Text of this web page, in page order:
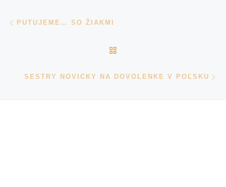
Navigácia v príspevkoch
PUTUJEME… SO ŽIAKMI
SESTRY NOVICKY NA DOVOLENKE V POĽSKU